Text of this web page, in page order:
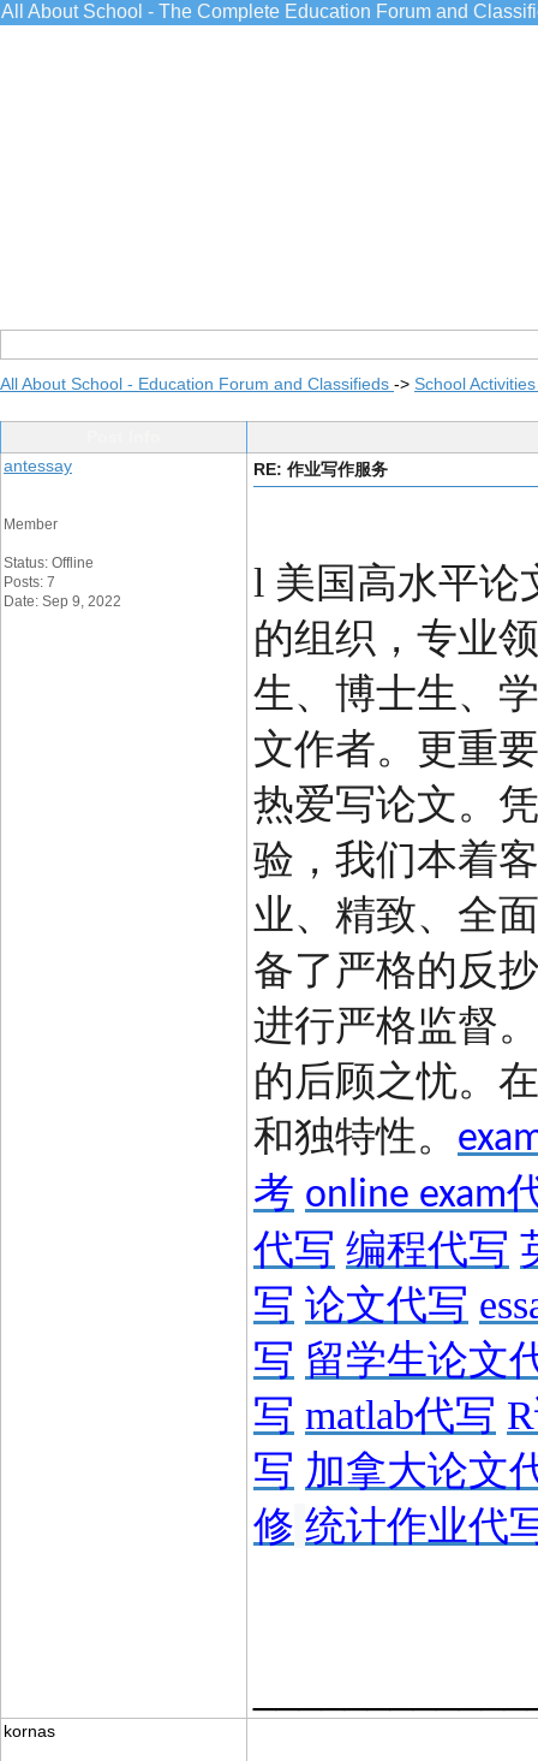
All About School - The Complete Education Forum and
All About School - Education Forum and Classifieds -> School
antessay
Member
Status: Offline
Posts: 7
Date: Sep 9, 2022
RE: 作业写作服务
l 美国高水平论
的组织，专业
生、博士生、
文作者。更重
热爱写论文。
验，我们本着
业、精致、全
备了严格的反
进行严格监督
的后顾之忧。
和独特性。
考 online exam
代写 编程代写
写 论文代写
写 留学生论文
写 matlab代写 R
写 加拿大论文
修 统计作业代
kornas